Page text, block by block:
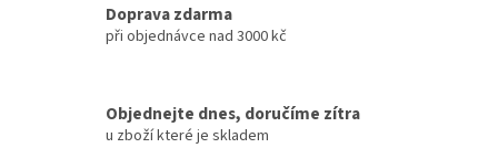
Doprava zdarma
při objednávce nad 3000 kč
Objednejte dnes, doručíme zítra
u zboží které je skladem